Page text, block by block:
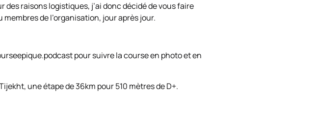
raisons logistiques, j’ai donc décidé de vous faire
de l’organisation, jour après jour.
pour suivre la course en photo et en
une étape de 36km pour 510 mètres de D+.